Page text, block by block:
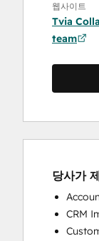
웹사이트
Tvia
team
당사가
CRM